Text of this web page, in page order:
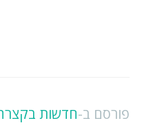
פורסם ב-חדשות